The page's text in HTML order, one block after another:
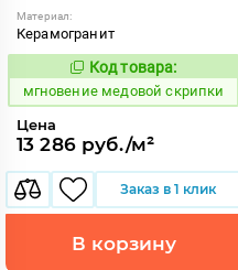
Материал:
Керамогранит
944467
Код товара:
мгновение медовой скрипки
Цена
13 286 руб./м²
Заказ в 1 клик
В корзину